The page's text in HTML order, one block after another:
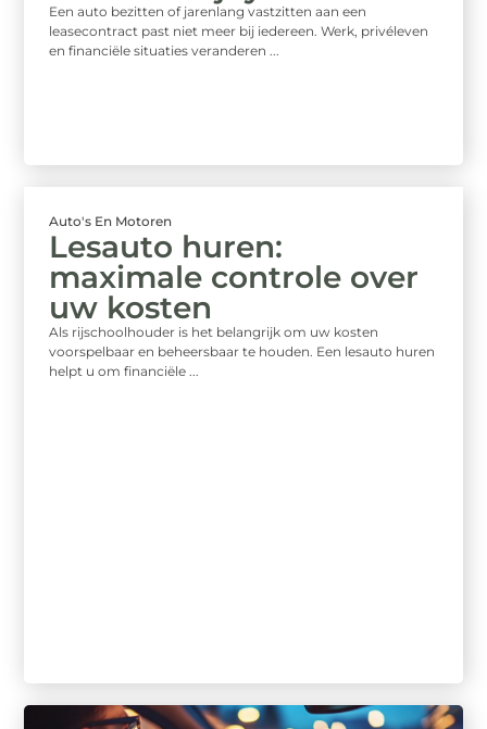
Een auto bezitten of jarenlang vastzitten aan een
leasecontract past niet meer bij iedereen. Werk, privéleven
en financiële situaties veranderen ...
Auto's En Motoren
Lesauto huren:
maximale controle over
uw kosten
Als rijschoolhouder is het belangrijk om uw kosten
voorspelbaar en beheersbaar te houden. Een lesauto huren
helpt u om financiële ...